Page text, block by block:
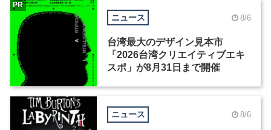
ニュース 8/6
台湾最大のデザイン見本市
「2026台湾クリエイティブエキ
スポ」が8月31日まで開催
PR
ニュース 8/6